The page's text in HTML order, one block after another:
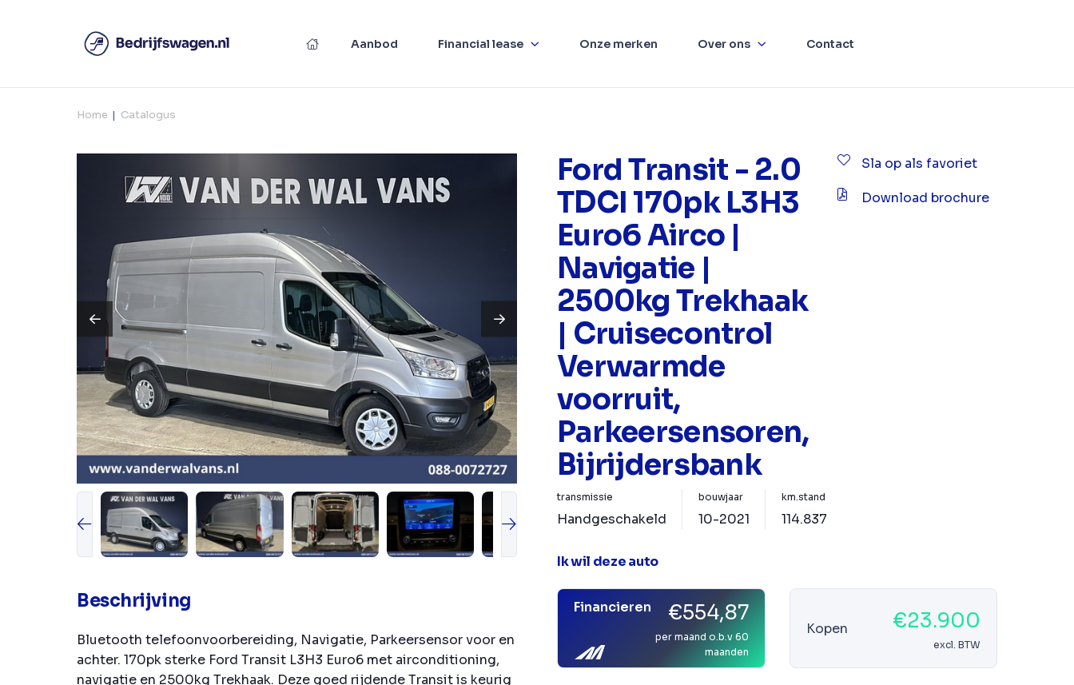
Aanbod Financial lease Onze merken Over ons Contact
Home Catalogus
Beschrijving
Bluetooth telefoonvoorbereiding, Navigatie, Parkeersensor voor en
achter. 170pk sterke Ford Transit L3H3 Euro6 met airconditioning,
navigatie en 2500kg Trekhaak. Deze goed rijdende Transit is keurig
Ford Transit - 2.0
TDCI 170pk L3H3
Euro6 Airco |
Navigatie |
2500kg Trekhaak
| Cruisecontrol
Verwarmde
voorruit,
Parkeersensoren,
Bijrijdersbank
Sla op als favoriet
Download brochure
transmissie
Handgeschakeld
bouwjaar
10-2021
km.stand
114.837
Ik wil deze auto
Financieren €554,87
per maand o.b.v 60
maanden
Kopen €23.900
excl. BTW